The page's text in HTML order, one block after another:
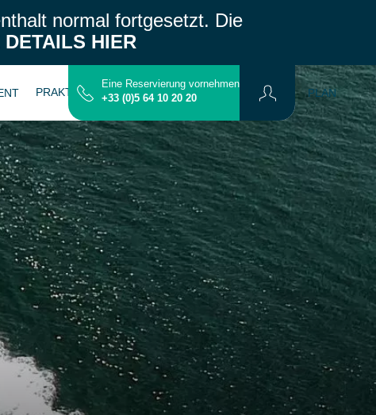
normal fortgesetzt. Die
HIER
PRAKTISCHE INFORMATIONEN KONTAKT PLAN
Eine Reservierung vornehmen
+33 (0)5 64 10 20 20